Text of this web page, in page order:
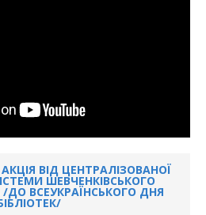
ВІД ЦЕНТРАЛІЗОВАНОЇ
ШЕВЧЕНКІВСЬКОГО
ВСЕУКРАЇНСЬКОГО ДНЯ